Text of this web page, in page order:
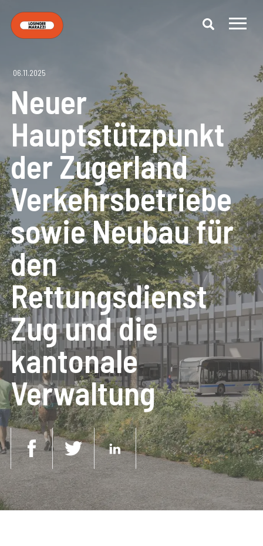
06.11.2025
Neuer
Hauptstützpunkt
der Zugerland
Verkehrsbetriebe
sowie Neubau für
den
Rettungsdienst
Zug und die
kantonale
Verwaltung